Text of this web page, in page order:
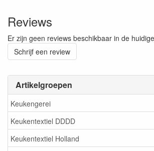
Artikelgroepen
Keukengerei
Keukentextiel DDDD
Keukentextiel Holland
Reviews
Er zijn geen reviews beschikbaar in de
Schrijf een review